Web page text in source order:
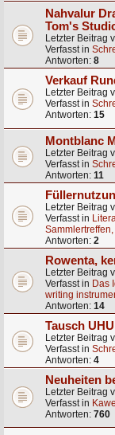
Nahvalur
Tom's
Letzter Beitrag
Verfasst in
Antworten: 8
Verkauf
Letzter Beitrag
Verfasst in
Antworten: 15
Montblanc
Letzter Beitrag
Verfasst in
Antworten: 11
Letzter Beitrag
Verfasst in
Antworten: 2
Rowenta,
Letzter Beitrag
Verfasst in Das
writing
Antworten: 14
Tausch
Letzter Beitrag
Verfasst in
Antworten: 4
Neuheiten
Letzter Beitrag
Verfasst in
Antworten: 760